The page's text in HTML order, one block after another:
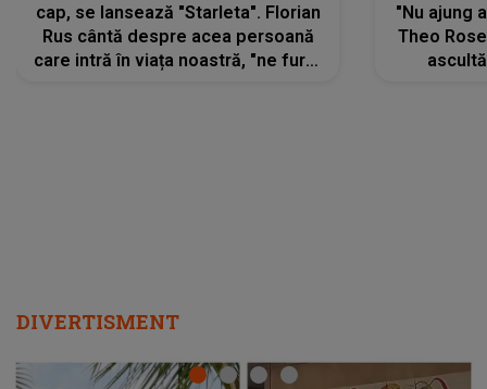
cap, se lansează "Starleta". Florian
Rus cântă despre acea persoană
care intră în viața noastră, "ne fură"
"Nu ajung
Theo
DIVERTISMENT